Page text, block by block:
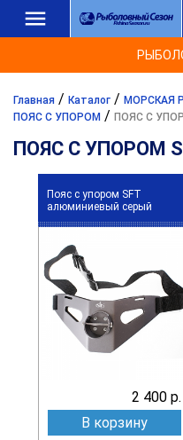
Главная / Каталог / МОРСКАЯ
ПОЯС С УПОРОМ / ПОЯС С
ПОЯС С УПОРОМ
Пояс с упором SFT
алюминиевый серый
2 400 р.
В корзину